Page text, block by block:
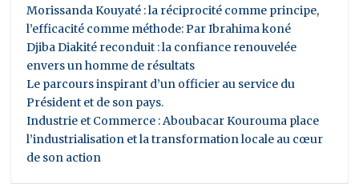
Morissanda Kouyaté : la réciprocité comme principe,
l’efficacité comme méthode: Par Ibrahima koné
Djiba Diakité reconduit : la confiance renouvelée
envers un homme de résultats
Le parcours inspirant d’un officier au service du
Président et de son pays.
Industrie et Commerce : Aboubacar Kourouma place
l’industrialisation et la transformation locale au cœur
de son action